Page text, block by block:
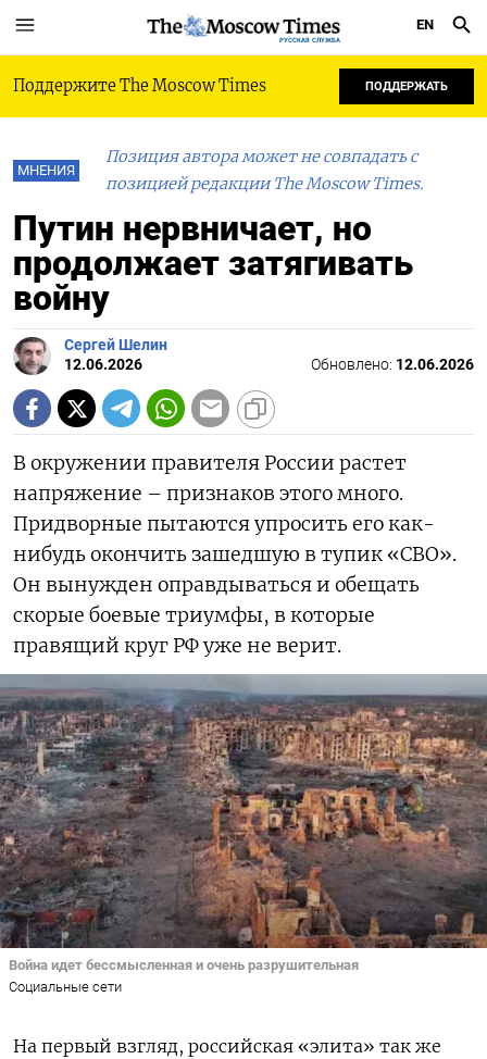
РУССКАЯ СЛУЖБА
EN
Поддержите The Moscow Times ПОДДЕРЖАТЬ
МНЕНИЯ
Позиция автора может не совпадать с
позицией редакции The Moscow Times.
Путин нервничает, но
продолжает затягивать
войну
Сергей Шелин
12.06.2026
Обновлено: 12.06.2026
В окружении правителя России растет
напряжение – признаков этого много.
Придворные пытаются упросить его как-
нибудь окончить зашедшую в тупик «СВО».
Он вынужден оправдываться и обещать
скорые боевые триумфы, в которые
правящий круг РФ уже не верит.
Война идет бессмысленная и очень разрушительная
Социальные сети
На первый взгляд, российская «элита» так же